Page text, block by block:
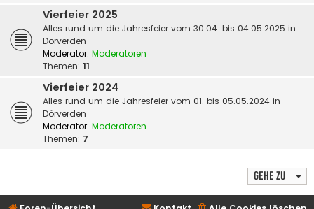
Vierfeier 2025
Alles rund um die Jahresfeier vom 30.04. bis 04.05.2025 in
Dörverden
Moderator: Moderatoren
Themen: 11
Vierfeier 2024
Alles rund um die Jahresfeier vom 01. bis 05.05.2024 in
Dörverden
Moderator: Moderatoren
Themen: 7
Gehe zu